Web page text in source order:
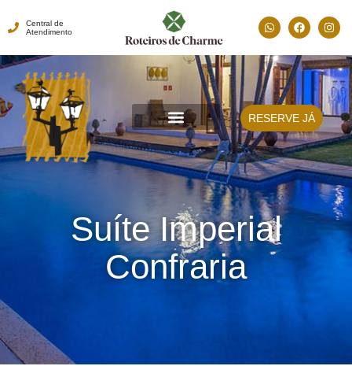
Central de
Atendimento
RESERVE JÁ
Suíte Imperial
Confraria